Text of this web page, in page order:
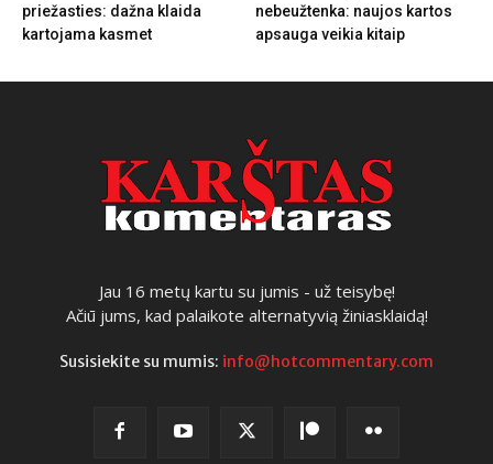
priežasties: dažna klaida
kartojama kasmet
nebeužtenka: naujos kartos
apsauga veikia kitaip
Jau 16 metų kartu su jumis - už teisybę!
Ačiū jums, kad palaikote alternatyvią žiniasklaidą!
Susisiekite su mumis: info@hotcommentary.com